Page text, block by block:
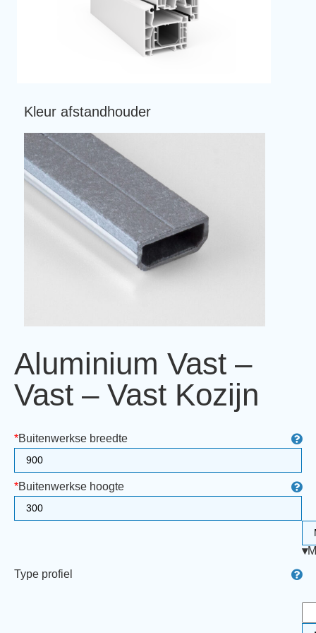
Kleur afstandhouder
Aluminium Vast –
Vast – Vast Kozijn
*Buitenwerkse breedte
*Buitenwerkse hoogte
Type profiel
▾